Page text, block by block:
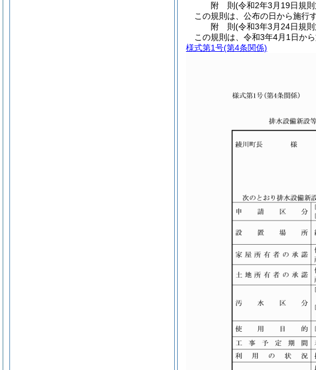
附 則(令和2年3月19日規
この規則は、公布の日から施行す
附 則(令和3年3月24日規
この規則は、令和3年4月1日から
様式第1号(第4条関係)